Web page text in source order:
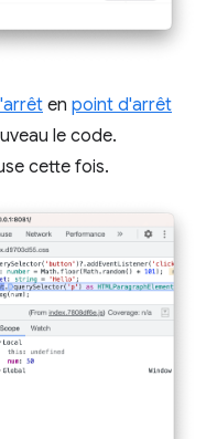
en point d'arrêt
le code.
cette fois.